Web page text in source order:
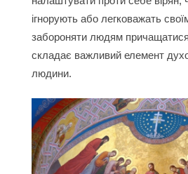
ігнорують або легковажать
забороняти людям
складає важливий елемент
людини.